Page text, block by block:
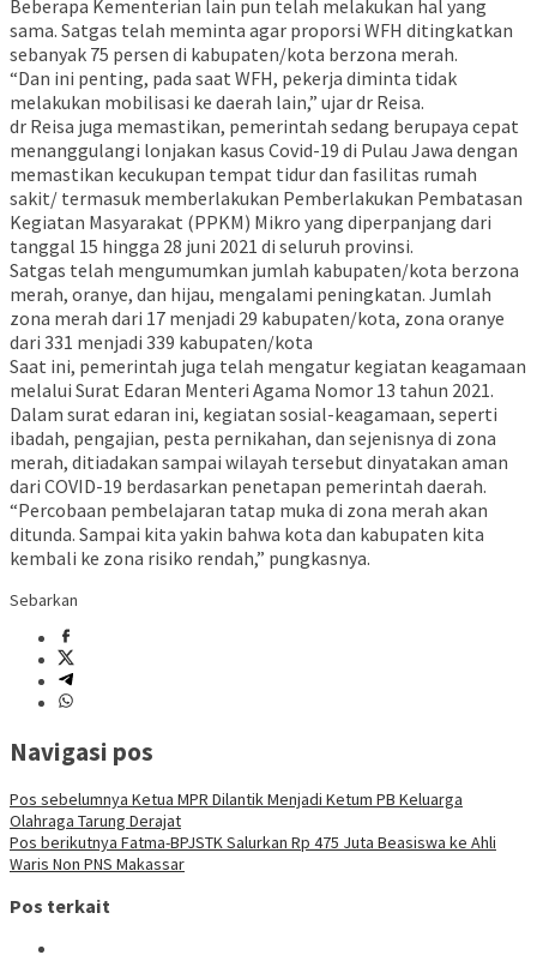
Beberapa Kementerian lain pun telah melakukan hal yang
sama. Satgas telah meminta agar proporsi WFH ditingkatkan
sebanyak 75 persen di kabupaten/kota berzona merah.
“Dan ini penting, pada saat WFH, pekerja diminta tidak
melakukan mobilisasi ke daerah lain,” ujar dr Reisa.
dr Reisa juga memastikan, pemerintah sedang berupaya cepat
menanggulangi lonjakan kasus Covid-19 di Pulau Jawa dengan
memastikan kecukupan tempat tidur dan fasilitas rumah
sakit/ termasuk memberlakukan Pemberlakukan Pembatasan
Kegiatan Masyarakat (PPKM) Mikro yang diperpanjang dari
tanggal 15 hingga 28 juni 2021 di seluruh provinsi.
Satgas telah mengumumkan jumlah kabupaten/kota berzona
merah, oranye, dan hijau, mengalami peningkatan. Jumlah
zona merah dari 17 menjadi 29 kabupaten/kota, zona oranye
dari 331 menjadi 339 kabupaten/kota
Saat ini, pemerintah juga telah mengatur kegiatan keagamaan
melalui Surat Edaran Menteri Agama Nomor 13 tahun 2021.
Dalam surat edaran ini, kegiatan sosial-keagamaan, seperti
ibadah, pengajian, pesta pernikahan, dan sejenisnya di zona
merah, ditiadakan sampai wilayah tersebut dinyatakan aman
dari COVID-19 berdasarkan penetapan pemerintah daerah.
“Percobaan pembelajaran tatap muka di zona merah akan
ditunda. Sampai kita yakin bahwa kota dan kabupaten kita
kembali ke zona risiko rendah,” pungkasnya.
Sebarkan
Navigasi pos
Pos sebelumnya Ketua MPR Dilantik Menjadi Ketum PB Keluarga
Olahraga Tarung Derajat
Pos berikutnya Fatma-BPJSTK Salurkan Rp 475 Juta Beasiswa ke Ahli
Waris Non PNS Makassar
Pos terkait